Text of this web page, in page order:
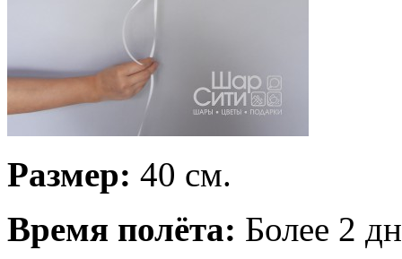
Размер: 40 см.
Время полёта: Более 2